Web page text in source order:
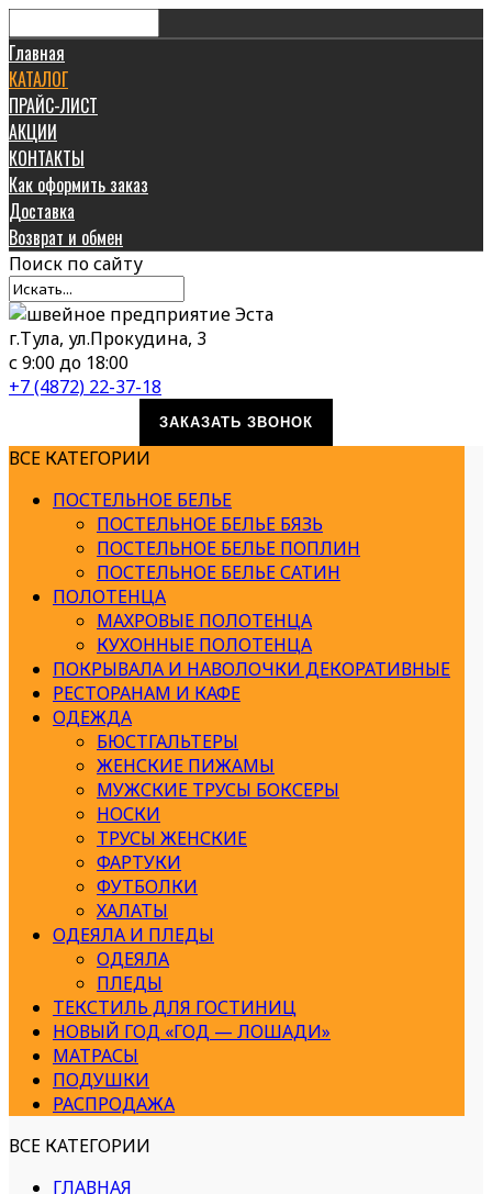
Главная
КАТАЛОГ
ПРАЙС-ЛИСТ
АКЦИИ
КОНТАКТЫ
Как оформить заказ
Доставка
Возврат и обмен
Поиск по сайту
г.Тула, ул.Прокудина, 3
с 9:00 до 18:00
+7 (4872) 22-37-18
ЗАКАЗАТЬ ЗВОНОК
ВСЕ КАТЕГОРИИ
ПОСТЕЛЬНОЕ БЕЛЬЕ
ПОСТЕЛЬНОЕ БЕЛЬЕ БЯЗЬ
ПОСТЕЛЬНОЕ БЕЛЬЕ ПОПЛИН
ПОСТЕЛЬНОЕ БЕЛЬЕ САТИН
ПОЛОТЕНЦА
МАХРОВЫЕ ПОЛОТЕНЦА
КУХОННЫЕ ПОЛОТЕНЦА
ПОКРЫВАЛА И НАВОЛОЧКИ ДЕКОРАТИВНЫЕ
РЕСТОРАНАМ И КАФЕ
ОДЕЖДА
БЮСТГАЛЬТЕРЫ
ЖЕНСКИЕ ПИЖАМЫ
МУЖСКИЕ ТРУСЫ БОКСЕРЫ
НОСКИ
ТРУСЫ ЖЕНСКИЕ
ФАРТУКИ
ФУТБОЛКИ
ХАЛАТЫ
ОДЕЯЛА И ПЛЕДЫ
ОДЕЯЛА
ПЛЕДЫ
ТЕКСТИЛЬ ДЛЯ ГОСТИНИЦ
НОВЫЙ ГОД «ГОД — ЛОШАДИ»
МАТРАСЫ
ПОДУШКИ
РАСПРОДАЖА
ВСЕ КАТЕГОРИИ
ГЛАВНАЯ